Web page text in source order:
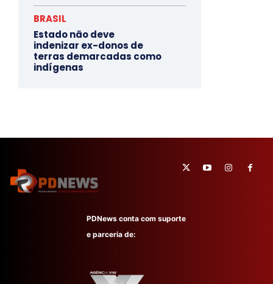
BRASIL
Estado não deve
indenizar ex-donos de
terras demarcadas como
indígenas
PDNews conta com suporte
e parceria de: